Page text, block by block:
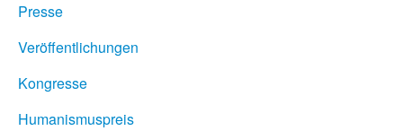
Presse
Veröffentlichungen
Kongresse
Humanismuspreis